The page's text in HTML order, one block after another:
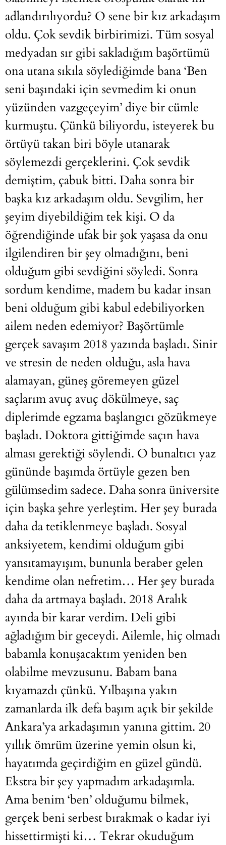
adlandırılıyordu? O sene bir kız arkadaşım
oldu. Çok sevdik birbirimizi. Tüm sosyal
medyadan sır gibi sakladığım başörtümü
ona utana sıkıla söylediğimde bana ‘Ben
seni başındaki için sevmedim ki onun
yüzünden vazgeçeyim’ diye bir cümle
kurmuştu. Çünkü biliyordu, isteyerek bu
örtüyü takan biri böyle utanarak
söylemezdi gerçeklerini. Çok sevdik
demiştim, çabuk bitti. Daha sonra bir
başka kız arkadaşım oldu. Sevgilim, her
şeyim diyebildiğim tek kişi. O da
öğrendiğinde ufak bir şok yaşasa da onu
ilgilendiren bir şey olmadığını, beni
olduğum gibi sevdiğini söyledi. Sonra
sordum kendime, madem bu kadar insan
beni olduğum gibi kabul edebiliyorken
ailem neden edemiyor? Başörtümle
gerçek savaşım 2018 yazında başladı. Sinir
ve stresin de neden olduğu, asla hava
alamayan, güneş göremeyen güzel
saçlarım avuç avuç dökülmeye, saç
diplerimde egzama başlangıcı gözükmeye
başladı. Doktora gittiğimde saçın hava
alması gerektiği söylendi. O bunaltıcı yaz
gününde başımda örtüyle gezen ben
gülümsedim sadece. Daha sonra üniversite
için başka şehre yerleştim. Her şey burada
daha da tetiklenmeye başladı. Sosyal
anksiyetem, kendimi olduğum gibi
yansıtamayışım, bununla beraber gelen
kendime olan nefretim… Her şey burada
daha da artmaya başladı. 2018 Aralık
ayında bir karar verdim. Deli gibi
ağladığım bir geceydi. Ailemle, hiç olmadı
babamla konuşacaktım yeniden ben
olabilme mevzusunu. Babam bana
kıyamazdı çünkü. Yılbaşına yakın
zamanlarda ilk defa başım açık bir şekilde
Ankara’ya arkadaşımın yanına gittim. 20
yıllık ömrüm üzerine yemin olsun ki,
hayatımda geçirdiğim en güzel gündü.
Ekstra bir şey yapmadım arkadaşımla.
Ama benim ‘ben’ olduğumu bilmek,
gerçek beni serbest bırakmak o kadar iyi
hissettirmişti ki… Tekrar okuduğum